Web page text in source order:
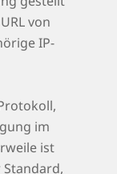
von
IP-
im
ist